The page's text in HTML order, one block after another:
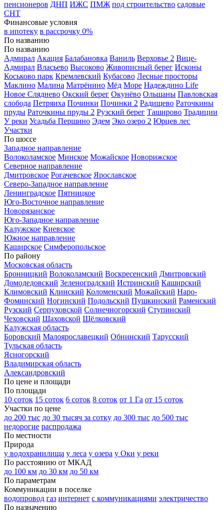
пенсионеров ДНП ИЖС ПМЖ под строительство садовые
СНТ
Финансовые условия
в ипотеку в рассрочку 0%
По названию
По названию
Адмирал Акация Балабановка Ваниль Верховье 2 Вице-
Адмирал Власьево Высоково Живописный берег Исконы
Коськово парк Кремлевский Кубасово Лесные просторы
Маклино Малина Матрёнино Мёд Море Надеждино Life
Новое Сляднево Окский берег Окунёво Ольшаны Павловская
слобода Петряиха Починки Починки 2 Радищево Раточкины
пруды Раточкины пруды 2 Рузский берег Таширово Традиции
У реки Усадьба Першино Эдем Эко озеро 2 Юрцев лес
Участки
По шоссе
Западное направление
Волоколамское Минское Можайское Новорижское
Северное направление
Дмитровское Рогачевское Ярославское
Северо-Западное направление
Ленинградское Пятницкое
Юго-Восточное направление
Новорязанское
Юго-Западное направление
Калужское Киевское
Южное направление
Каширское Симферопольское
По району
Московская область
Бронницкий Волоколамский Воскресенский Дмитровский
Домодедовский Зеленоградский Истринский Каширский
Климовский Клинский Коломенский Можайский Наро-
Фоминский Ногинский Подольский Пушкинский Раменский
Рузский Серпуховской Солнечногорский Ступинский
Чеховский Шаховской Щёлковский
Калужская область
Боровский Малоярославецкий Обнинский Тарусский
Тульская область
Ясногорский
Владимирская область
Александровский
По цене и площади
По площади
10 соток 15 соток 6 соток 8 соток от 1 Га от 15 соток
Участки по цене
до 200 тыс до 30 тысяч за сотку до 300 тыс до 500 тыс
недорогие распродажа
По местности
Природа
у водохранилища у леса у озера у Оки у реки
По расстоянию от МКАД
до 100 км до 30 км до 50 км
По параметрам
Коммуникации в поселке
водопровод газ интернет с коммуникациями электричество
По назначению